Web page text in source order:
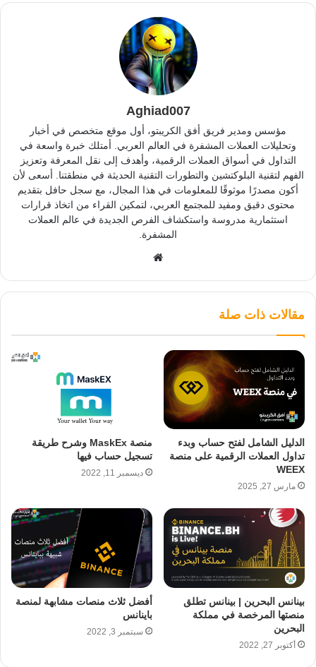
Aghiad007
مؤسس ومدير فريق أفق الكريبتو، أول موقع متخصص في أخبار
وتحليلات العملات المشفرة في العالم العربي. أمتلك خبرة واسعة في
التداول في أسواق العملات الرقمية، وأهدف إلى نقل المعرفة وتعزيز
الفهم لتقنية البلوكتشين والتطورات التقنية الحديثة في منطقتنا. أسعى لأن
أكون مصدرًا موثوقًا للمعلومات في هذا المجال، مع سجل حافل بتقديم
محتوى دقيق ومفيد للمجتمع العربي، لتمكين القراء من اتخاذ قرارات
استثمارية مدروسة واستكشاف الفرص الجديدة في عالم العملات
المشفرة.
مقالات ذات صلة
الدليل الشامل لفتح حساب وبدء
تداول العملات الرقمية على منصة
WEEX
مارس 27, 2025
منصة MaskEx وشرح طريقة
تسجيل حساب فيها
ديسمبر 11, 2022
بينانس البحرين | بينانس تطلق
منصتها المرخصة في مملكة
البحرين
أكتوبر 27, 2022
أفضل ثلاث منصات مشابهة لمنصة
باينانس
سبتمبر 3, 2022